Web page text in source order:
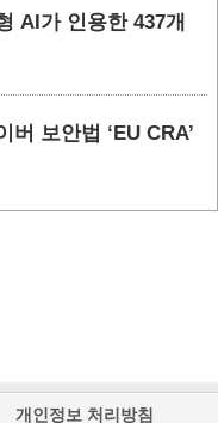
AI가 인용한 437개
보안법 ‘EU CRA’
개인정보 처리방침